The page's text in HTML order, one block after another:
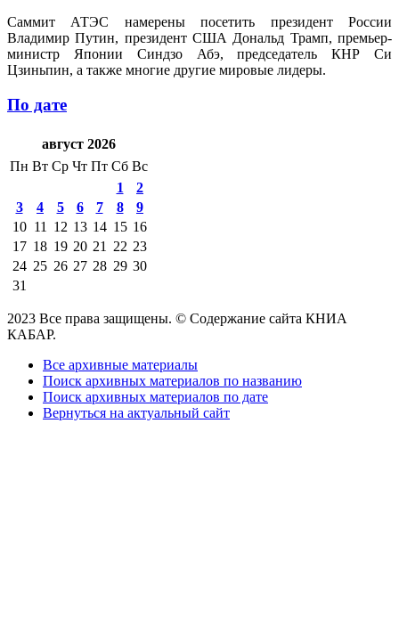
Саммит АТЭС намерены посетить президент России
Владимир Путин, президент США Дональд Трамп, премьер-
министр Японии Синдзо Абэ, председатель КНР Си
Цзиньпин, а также многие другие мировые лидеры.
По дате
август 2026
Пн Вт Ср Чт Пт Сб Вс
1
2
3
4 5 6 7 8
9
10 11 12 13 14 15 16
17 18 19 20 21 22 23
24 25 26 27 28 29 30
31
2023 Все права защищены. © Содержание сайта КНИА
КАБАР.
Все архивные материалы
Поиск архивных материалов по названию
Поиск архивных материалов по дате
Вернуться на актуальный сайт